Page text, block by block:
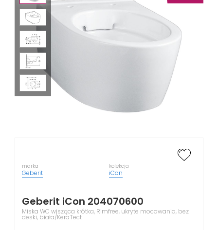
marka
Geberit
kolekcja
iCon
Geberit iCon 204070600
Miska WC wisząca krótka, Rimfree, ukryte mocowania, bez
deski, biała/KeraTect